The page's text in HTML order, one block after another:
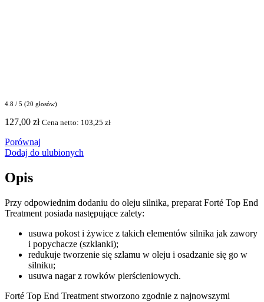
4.8 / 5 (20 głosów)
127,00 zł Cena netto: 103,25 zł
Porównaj
Dodaj do ulubionych
Opis
Przy odpowiednim dodaniu do oleju silnika, preparat Forté Top End
Treatment posiada następujące zalety:
usuwa pokost i żywice z takich elementów silnika jak zawory
i popychacze (szklanki);
redukuje tworzenie się szlamu w oleju i osadzanie się go w
silniku;
usuwa nagar z rowków pierścieniowych.
Forté Top End Treatment stworzono zgodnie z najnowszymi